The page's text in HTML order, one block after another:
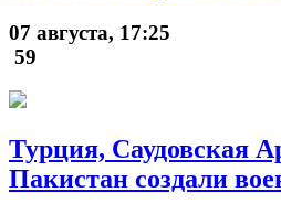
07 августа, 17:25
59
Турция, Саудовская
Пакистан создали